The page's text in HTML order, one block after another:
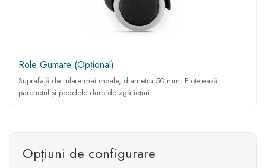
Role Gumate (Opțional)
Suprafață de rulare mai moale, diametru 50 mm. Protejează
parchetul și podelele dure de zgârieturi.
Opțiuni de configurare